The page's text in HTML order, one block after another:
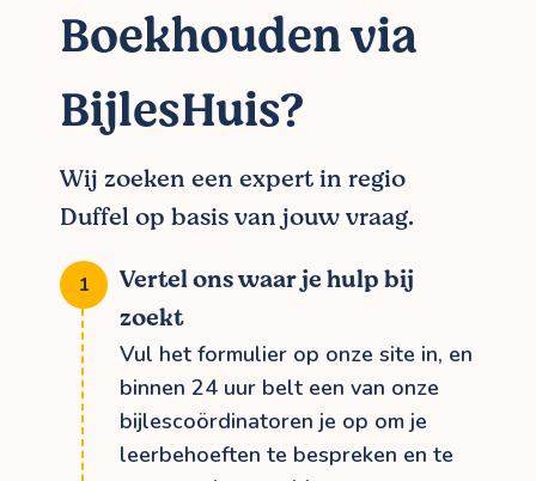
Boekhouden via
BijlesHuis?
Wij zoeken een expert in regio
Duffel op basis van jouw vraag.
Vertel ons waar je hulp bij
zoekt
Vul het formulier op onze site in, en
binnen 24 uur belt een van onze
bijlescoördinatoren je op om je
leerbehoeften te bespreken en te